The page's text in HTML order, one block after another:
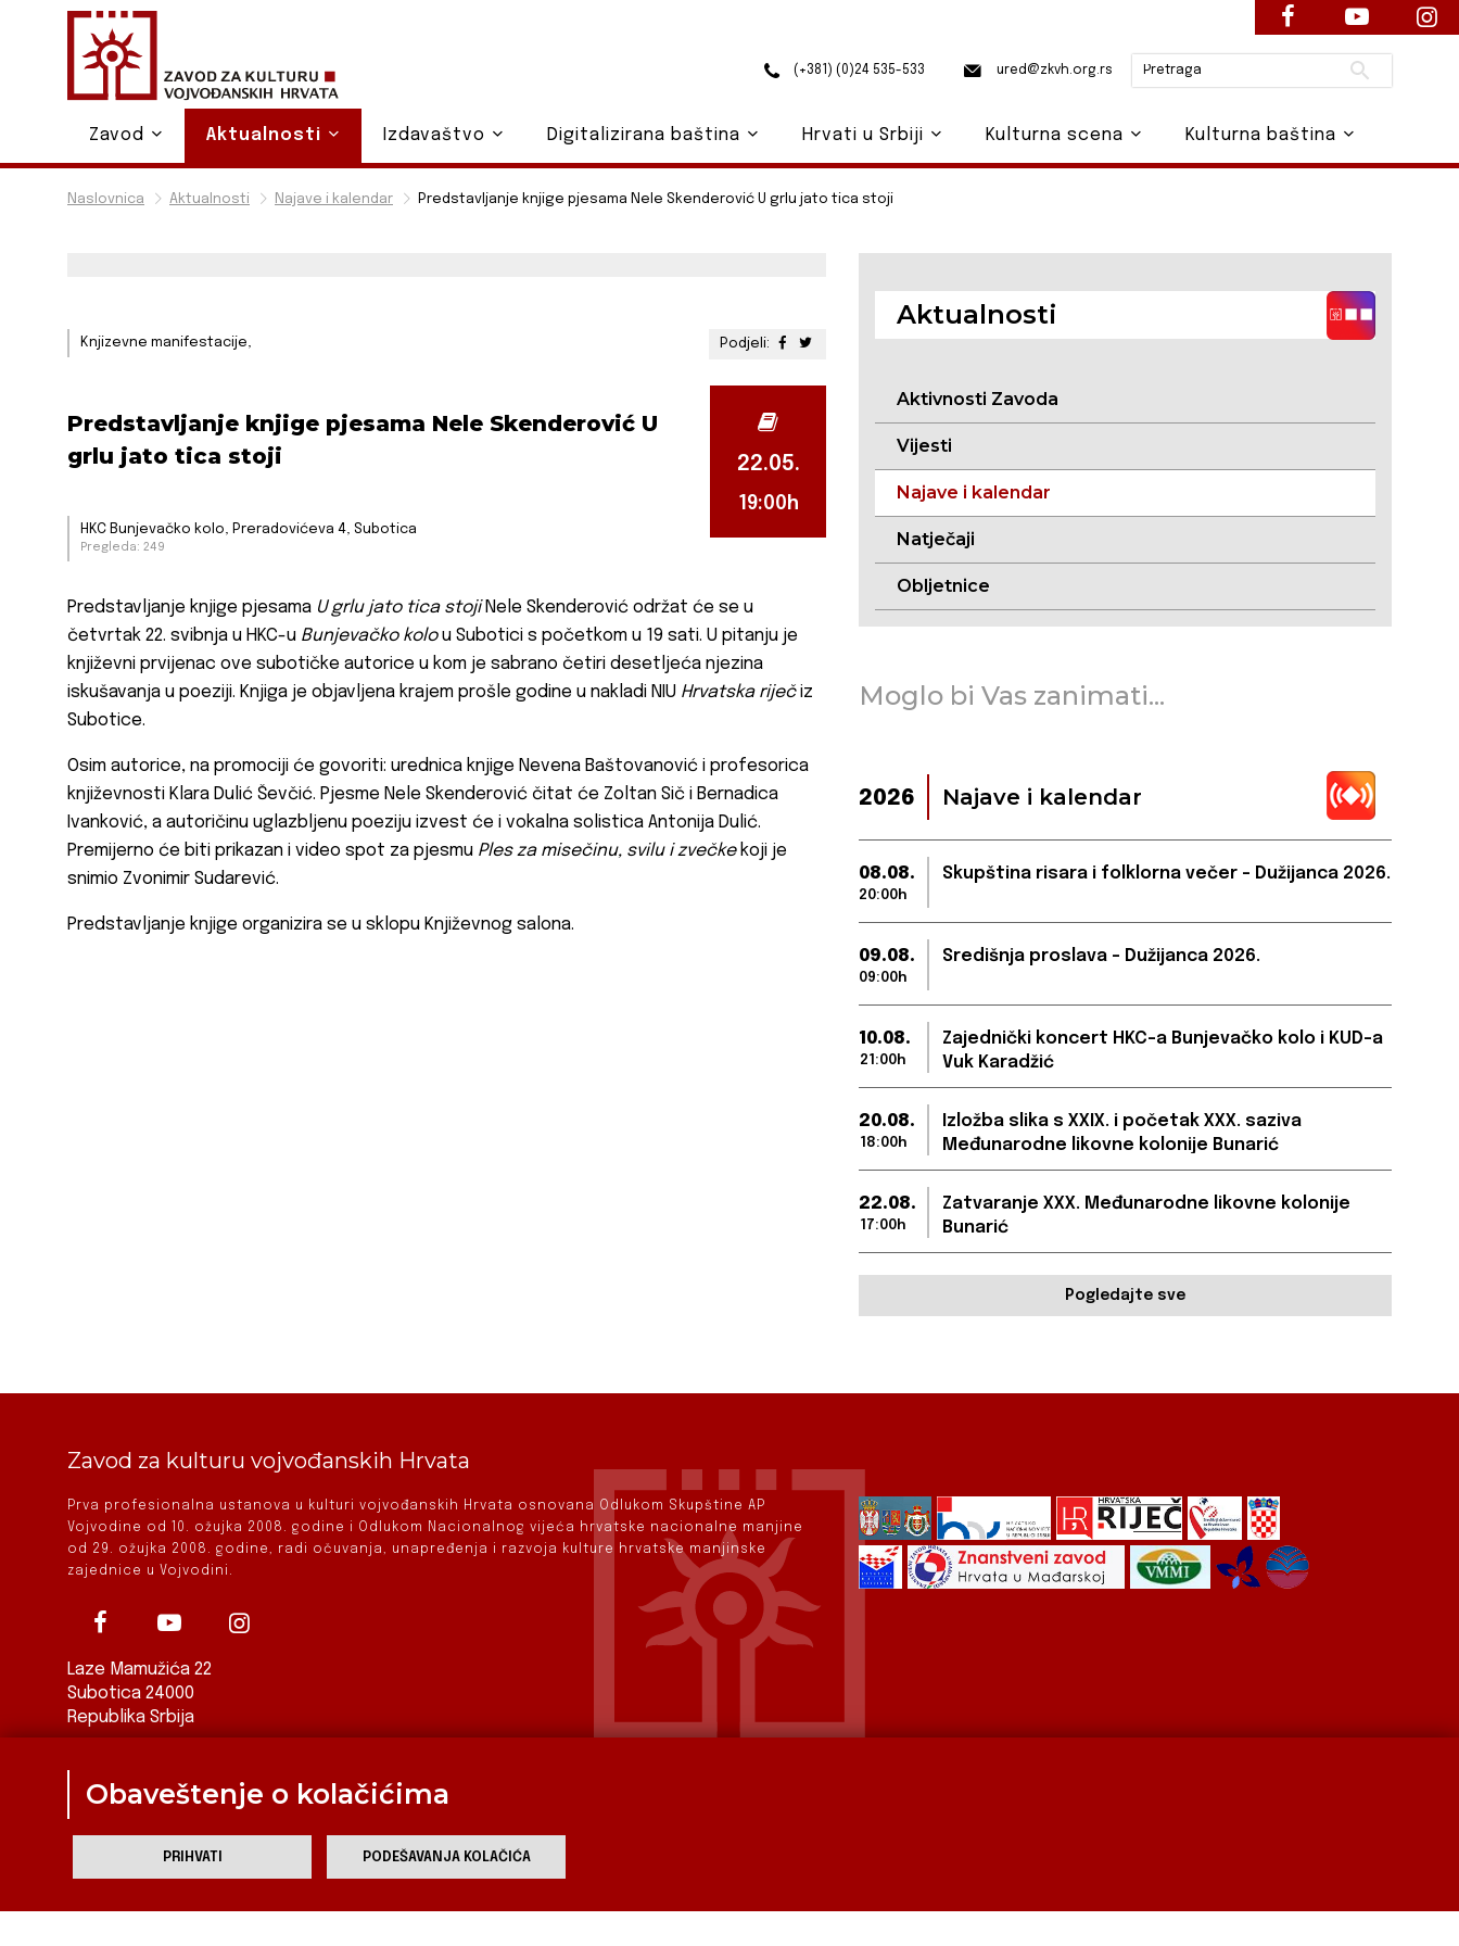
Naslovnica Aktualnosti Najave i kalendar Predstavljanje knjige pjesama Nele Skenderović U grlu jato tica stoji
Podjeli:
Knjizevne manifestacije,
22.05.
19:00h
Predstavljanje knjige pjesama Nele Skenderović U
grlu jato tica stoji
HKC Bunjevačko kolo, Preradovićeva 4, Subotica
Pregleda: 249
Predstavljanje knjige pjesama U grlu jato tica stojiNele Skenderović održat će se u
četvrtak 22. svibnja u HKC-u Bunjevačko kolou Subotici s početkom u 19 sati. U pitanju je
književni prvijenac ove subotičke autorice u kom je sabrano četiri desetljeća njezina
iskušavanja u poeziji. Knjiga je objavljena krajem prošle godine u nakladi NIU Hrvatska riječiz
Subotice.
Osim autorice, na promociji će govoriti: urednica knjige Nevena Baštovanović i profesorica
književnosti Klara Dulić Ševčić. Pjesme Nele Skenderović čitat će Zoltan Sič i Bernadica
Ivanković, a autoričinu uglazbljenu poeziju izvest će i vokalna solistica Antonija Dulić.
Premijerno će biti prikazan i video spot za pjesmu Ples za misečinu, svilu i zvečkekoji je
snimio Zvonimir Sudarević.
Predstavljanje knjige organizira se u sklopu Književnog salona.
Aktualnosti
Aktivnosti Zavoda
Vijesti
Najave i kalendar
Natječaji
Obljetnice
Moglo bi Vas zanimati...
2026 Najave i kalendar
08.08.
20:00h
Skupština risara i folklorna večer – Dužijanca 2026.
09.08.
09:00h
Središnja proslava – Dužijanca 2026.
10.08.
21:00h
Zajednički koncert HKC-a Bunjevačko kolo i KUD-a
Vuk Karadžić
20.08.
18:00h
Izložba slika s XXIX. i početak XXX. saziva
Međunarodne likovne kolonije Bunarić
22.08.
17:00h
Zatvaranje XXX. Međunarodne likovne kolonije
Bunarić
Pogledajte sve
Zavod za kulturu vojvođanskih Hrvata
Prva profesionalna ustanova u kulturi vojvođanskih Hrvata osnovana Odlukom Skupštine AP
Vojvodine od 10. ožujka 2008. godine i Odlukom Nacionalnog vijeća hrvatske nacionalne manjine
od 29. ožujka 2008. godine, radi očuvanja, unapređenja i razvoja kulture hrvatske manjinske
zajednice u Vojvodini.
Laze Mamužića 22
Subotica 24000
Republika Srbija
Zavod
Obaveštenje o kolačićima
PRIHVATI PODEŠAVANJA KOLAČIĆA
(+381) (0)24 535-533 ured@zkvh.org.rs Pretraži
Zavod Aktualnosti Izdavaštvo Digitalizirana baština Hrvati u Srbiji Kulturna scena Kulturna baština